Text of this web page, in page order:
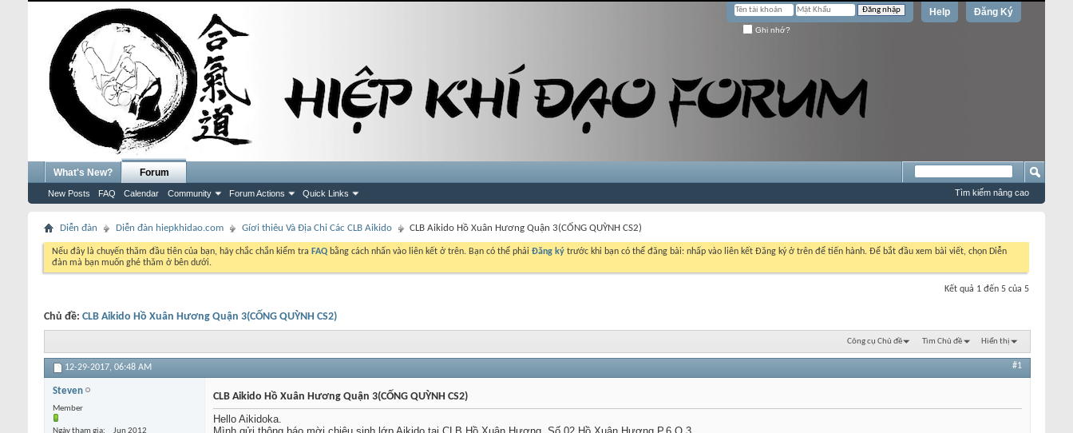
Đăng Ký
Help
Ghi nhớ?
What's New? Forum
New Posts FAQ Calendar Community Forum Actions Quick Links Tìm kiếm nâng cao
Diễn đàn Diễn đàn hiepkhidao.com Gíơi thiêu Và Địa Chỉ Các CLB Aikido CLB Aikido Hồ Xuân Hương Quận 3(CỐNG QUỲNH CS2)
Nếu đây là chuyến thăm đầu tiên của bạn, hãy chắc chắn kiểm tra FAQ bằng cách nhấn vào liên kết ở trên. Bạn có thể phải Đăng ký trước khi bạn có thể đăng bài: nhấp vào liên kết Đăng ký ở trên để tiến hành. Để bắt đầu xem bài viết, chọn Diễn
đàn mà bạn muốn ghé thăm ở bên dưới.
Kết quả 1 đến 5 của 5
Chủ đề: CLB Aikido Hồ Xuân Hương Quận 3(CỐNG QUỲNH CS2)
Công cụ Chủ đề Tìm Chủ đề Hiển thị
12-29-2017, 06:48 AM #1
Steven
Member
CLB Aikido Hồ Xuân Hương Quận 3(CỐNG QUỲNH CS2)
Hello Aikidoka.